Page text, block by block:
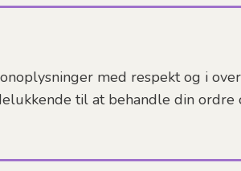
med respekt og i
til at behandle din ordre